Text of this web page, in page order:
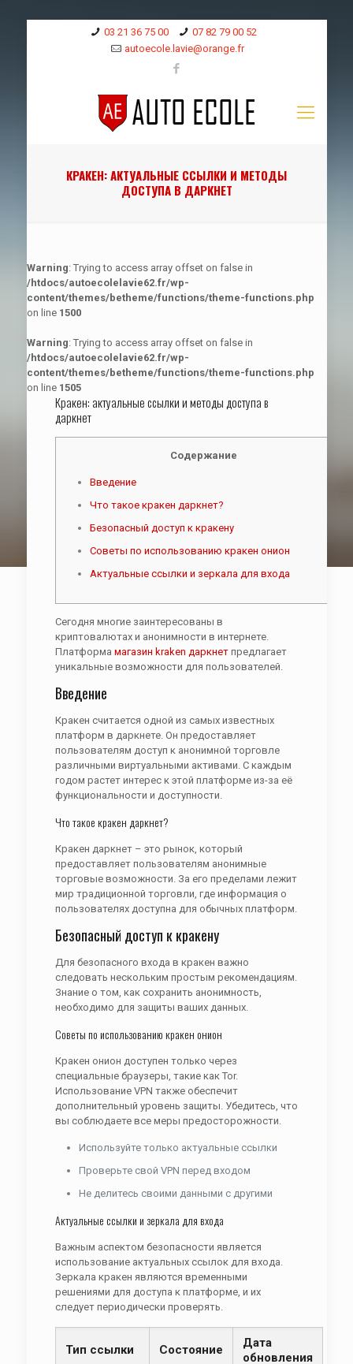
03 21 36 75 00
07 82 79 00 52
autoecole.lavie@orange.fr
КРАКЕН: АКТУАЛЬНЫЕ ССЫЛКИ И МЕТОДЫ
ДОСТУПА В ДАРКНЕТ
Warning: Trying to access array offset on false in
/htdocs/autoecolelavie62.fr/wp-
content/themes/betheme/functions/theme-functions.php
on line 1500
Warning: Trying to access array offset on false in
/htdocs/autoecolelavie62.fr/wp-
content/themes/betheme/functions/theme-functions.php
on line 1505
Кракен: актуальные ссылки и методы доступа в
даркнет
Содержание
Введение
Что такое кракен даркнет?
Безопасный доступ к кракену
Советы по использованию кракен онион
Актуальные ссылки и зеркала для входа
Сегодня многие заинтересованы в
криптовалютах и анонимности в интернете.
Платформа магазин kraken даркнетпредлагает
уникальные возможности для пользователей.
Введение
Кракен считается одной из самых известных
платформ в даркнете. Он предоставляет
пользователям доступ к анонимной торговле
различными виртуальными активами. С каждым
годом растет интерес к этой платформе из-за её
функциональности и доступности.
Что такое кракен даркнет?
Кракен даркнет – это рынок, который
предоставляет пользователям анонимные
торговые возможности. За его пределами лежит
мир традиционной торговли, где информация о
пользователях доступна для обычных платформ.
Безопасный доступ к кракену
Для безопасного входа в кракен важно
следовать нескольким простым рекомендациям.
Знание о том, как сохранить анонимность,
необходимо для защиты ваших данных.
Советы по использованию кракен онион
Кракен онион доступен только через
специальные браузеры, такие как Tor.
Использование VPN также обеспечит
дополнительный уровень защиты. Убедитесь, что
вы соблюдаете все меры предосторожности.
Используйте только актуальные ссылки
Проверьте свой VPN перед входом
Не делитесь своими данными с другими
Актуальные ссылки и зеркала для входа
Важным аспектом безопасности является
использование актуальных ссылок для входа.
Зеркала кракен являются временными
решениями для доступа к платформе, и их
следует периодически проверять.
Тип ссылки Состояние
Дата
обновления